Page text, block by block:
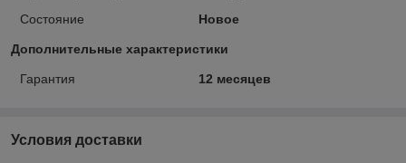
Состояние
Новое
Дополнительные характеристики
Гарантия 12 месяцев
Условия доставки